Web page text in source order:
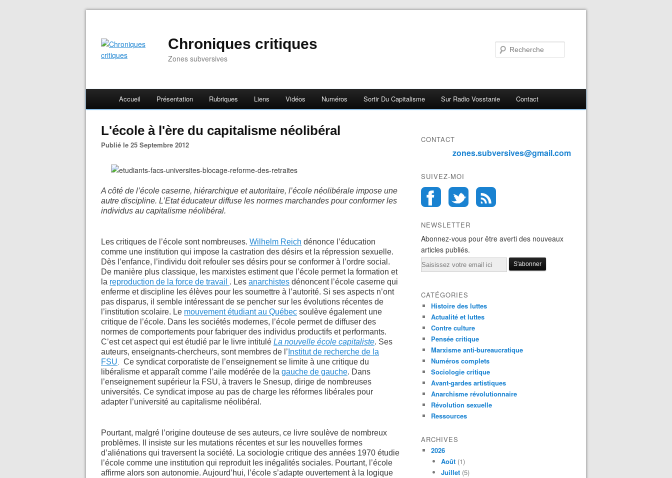
Chroniques critiques
Zones subversives
Accueil Présentation Rubriques Liens Vidéos Numéros Sortir Du Capitalisme Sur Radio Vosstanie Contact
L'école à l'ère du capitalisme néolibéral
Publié le 25 Septembre 2012
A côté de l’école caserne, hiérarchique et autoritaire, l’école néolibérale impose une
autre discipline. L’Etat éducateur diffuse les normes marchandes pour conformer les
individus au capitalisme néolibéral.
Les critiques de l’école sont nombreuses. Wilhelm Reich dénonce l’éducation
comme une institution qui impose la castration des désirs et la répression sexuelle.
Dès l’enfance, l’individu doit refouler ses désirs pour se conformer à l’ordre social.
De manière plus classique, les marxistes estiment que l’école permet la formation et
la reproduction de la force de travail . Les anarchistes dénoncent l’école caserne qui
enferme et discipline les élèves pour les soumettre à l’autorité. Si ses aspects n’ont
pas disparus, il semble intéressant de se pencher sur les évolutions récentes de
l’institution scolaire. Le mouvement étudiant au Québec soulève également une
critique de l’école. Dans les sociétés modernes, l’école permet de diffuser des
normes de comportements pour fabriquer des individus productifs et performants.
C’est cet aspect qui est étudié par le livre intitulé La nouvelle école capitaliste. Ses
auteurs, enseignants-chercheurs, sont membres de l’ Institut de recherche de la
FSU
Ce syndicat corporatiste de l’enseignement se limite à une critique du
libéralisme et apparaît comme l’aile modérée de la gauche de gauche. Dans
l’enseignement supérieur la FSU, à travers le Snesup, dirige de nombreuses
universités. Ce syndicat impose au pas de charge les réformes libérales pour
adapter l’université au capitalisme néolibéral.
Pourtant, malgré l’origine douteuse de ses auteurs, ce livre soulève de nombreux
problèmes. Il insiste sur les mutations récentes et sur les nouvelles formes
d’aliénations qui traversent la société. La sociologie critique des années 1970 étudie
l’école comme une institution qui reproduit les inégalités sociales. Pourtant, l’école
affirme alors son autonomie. Aujourd’hui, l’école s’adapte ouvertement à la logique
CONTACT
zones.subversives@gmail.com
SUIVEZ-MOI
NEWSLETTER
Abonnez-vous pour être averti des nouveaux
articles publiés.
Email
CATÉGORIES
Histoire des luttes
Actualité et luttes
Contre culture
Pensée critique
Marxisme anti-bureaucratique
Numéros complets
Sociologie critique
Avant-gardes artistiques
Anarchisme révolutionnaire
Révolution sexuelle
Ressources
ARCHIVES
2026
Août (1)
Juillet (5)